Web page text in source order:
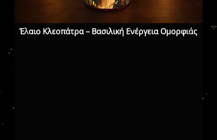
Έλαιο Κλεοπάτρα – Βασιλική Ενέργεια Ομορφιάς